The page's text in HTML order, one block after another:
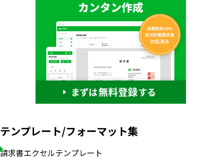
テンプレート/フォーマット集
請求書エクセルテンプレート